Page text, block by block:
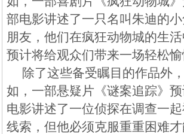
部电影讲述了一只名叫朱迪的
朋友，他们在疯狂动物城的生
预计将给观众们带来一场轻松
除了这些备受瞩目的作品外
如，一部悬疑片《谜案追踪》
电影讲述了一位侦探在调查一
线索，但他必须克服重重困难